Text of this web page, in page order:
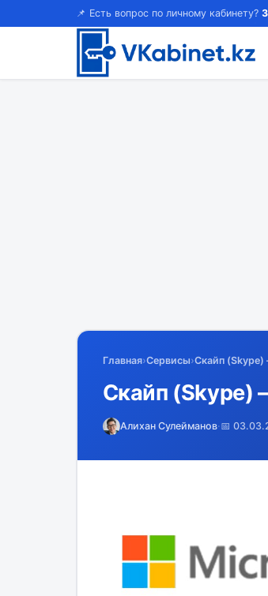
📌 Есть вопрос по личному кабинету?
Главная›Сервисы›Скайп (Skype)
Скайп (Skype)
Алихан Сулейманов·📅